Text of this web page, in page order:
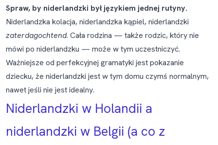
Spraw, by niderlandzki był językiem jednej rutyny.
Niderlandzka kolacja, niderlandzka kąpiel, niderlandzki
zaterdagochtend. Cała rodzina — także rodzic, który nie
mówi po niderlandzku — może w tym uczestniczyć.
Ważniejsze od perfekcyjnej gramatyki jest pokazanie
dziecku, że niderlandzki jest w tym domu czymś normalnym,
nawet jeśli nie jest idealny.
Niderlandzki w Holandii a
niderlandzki w Belgii (a co z